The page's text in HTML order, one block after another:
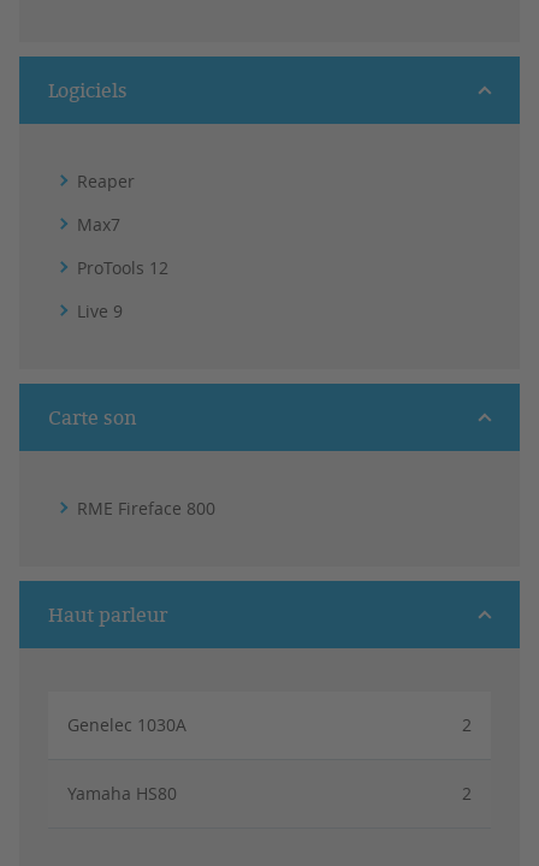
Logiciels
Reaper
Max7
ProTools 12
Live 9
Carte son
RME Fireface 800
Haut parleur
Genelec 1030A 2
Yamaha HS80 2